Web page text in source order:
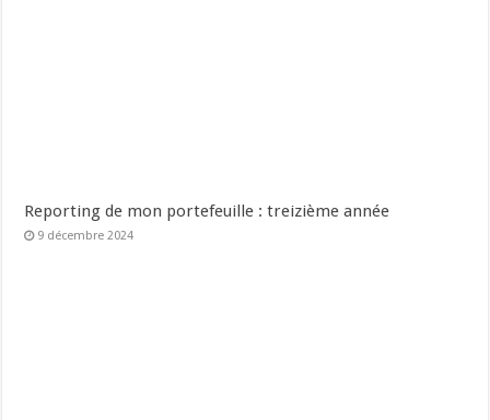
Reporting de mon portefeuille : treizième année
9 décembre 2024